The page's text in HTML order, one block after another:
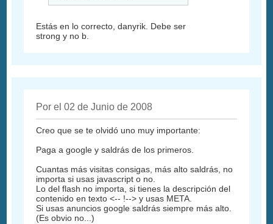
Estás en lo correcto, danyrik. Debe ser
strong y no b.
Por el 02 de Junio de 2008
Creo que se te olvidó uno muy importante:
Paga a google y saldrás de los primeros.
Cuantas más visitas consigas, más alto saldrás, no
importa si usas javascript o no.
Lo del flash no importa, si tienes la descripción del
contenido en texto <-- !--> y usas META.
Si usas anuncios google saldrás siempre más alto.
(Es obvio no...)